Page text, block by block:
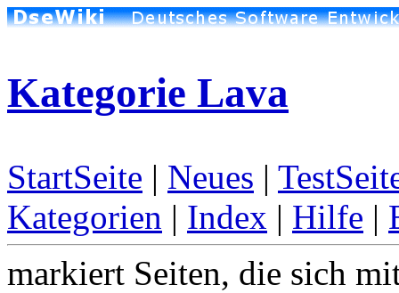
Kategorie Lava
StartSeite | Neues |
Kategorien | Index | Hilfe |
markiert Seiten, die sich